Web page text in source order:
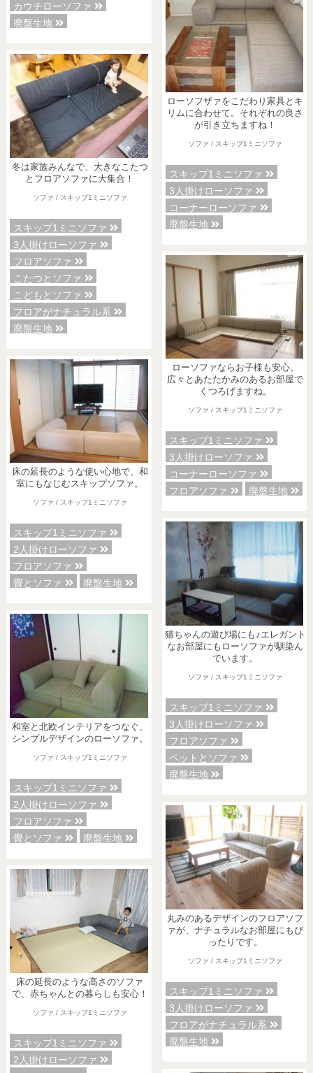
カウチローソファ
廃盤生地
冬は家族みんなで、大きなこたつ
とフロアソファに大集合！
ソファ / スキップ1ミニソファ
スキップ1ミニソファ
3人掛けローソファ
フロアソファ
こたつとソファ
こどもとソファ
フロアがナチュラル系
廃盤生地
床の延長のような使い心地で、和
室にもなじむスキップソファ。
ソファ / スキップ1ミニソファ
スキップ1ミニソファ
2人掛けローソファ
フロアソファ
畳とソファ
廃盤生地
和室と北欧インテリアをつなぐ、
シンプルデザインのローソファ。
ソファ / スキップ1ミニソファ
スキップ1ミニソファ
2人掛けローソファ
フロアソファ
畳とソファ
廃盤生地
床の延長のような高さのソファ
で、赤ちゃんとの暮らしも安心！
ソファ / スキップ1ミニソファ
スキップ1ミニソファ
2人掛けローソファ
ローソフザァをこだわり家具とキ
リムに合わせて。それぞれの良さ
が引き立ちますね！
ソファ / スキップ1ミニソファ
スキップ1ミニソファ
3人掛けローソファ
コーナーローソファ
廃盤生地
ローソファならお子様も安心。
広々とあたたかみのあるお部屋で
くつろげますね。
ソファ / スキップ1ミニソファ
スキップ1ミニソファ
3人掛けローソファ
コーナーローソファ
フロアソファ
廃盤生地
猫ちゃんの遊び場にも♪エレガント
なお部屋にもローソファが馴染ん
でいます。
ソファ / スキップ1ミニソファ
スキップ1ミニソファ
3人掛けローソファ
フロアソファ
ペットとソファ
廃盤生地
丸みのあるデザインのフロアソフ
ァが、ナチュラルなお部屋にもぴ
ったりです。
ソファ / スキップ1ミニソファ
スキップ1ミニソファ
3人掛けローソファ
フロアがナチュラル系
廃盤生地